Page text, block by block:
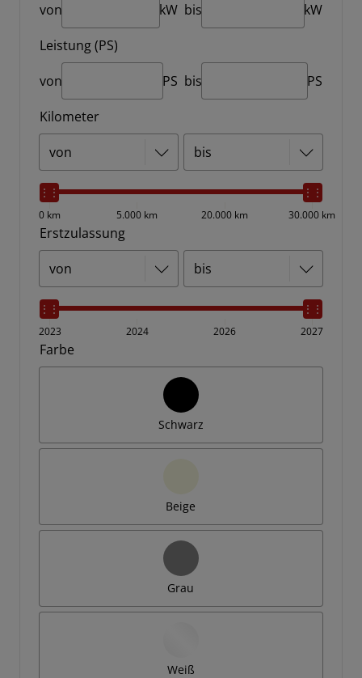
von kW bis
kW
Leistung (PS)
von
PS bis
PS
Kilometer
0 km 5.000 km 20.000 km 30.000 km
Erstzulassung
2023 2024 2026 2027
Farbe
Schwarz
Beige
Grau
Weiß